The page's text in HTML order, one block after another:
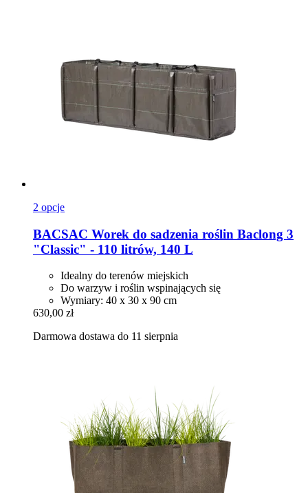
2 opcje
BACSAC Worek do sadzenia roślin Baclong 3
"Classic" -​ 110 litrów, 140 L
Idealny do terenów miejskich
Do warzyw i roślin wspinających się
Wymiary: 40 x 30 x 90 cm
630,00 zł
Darmowa dostawa do 11 sierpnia